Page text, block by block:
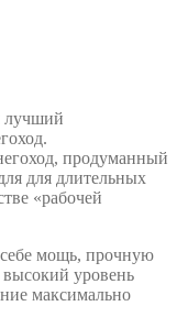
лучший
продуманный
для длительных
«рабочей
мощь, прочную
уровень
максимально